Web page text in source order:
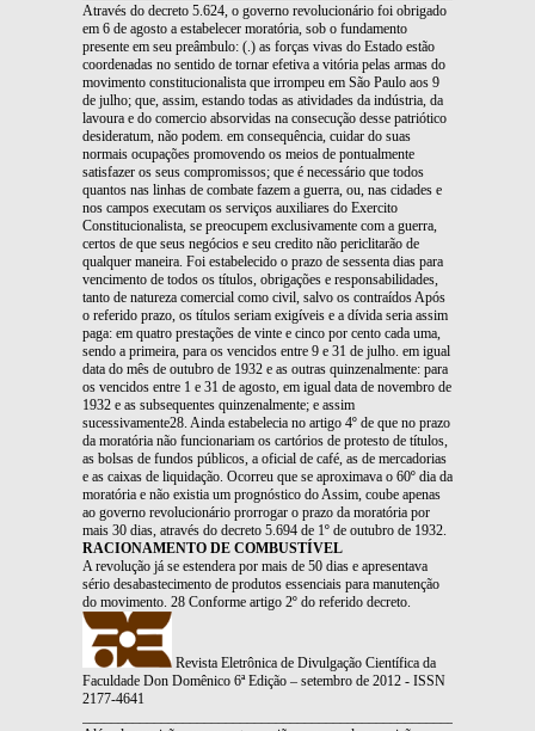
Através do decreto 5.624, o governo revolucionário foi obrigado
em 6 de agosto a estabelecer moratória, sob o fundamento
presente em seu preâmbulo: (.) as forças vivas do Estado estão
coordenadas no sentido de tornar efetiva a vitória pelas armas do
movimento constitucionalista que irrompeu em São Paulo aos 9
de julho; que, assim, estando todas as atividades da indústria, da
lavoura e do comercio absorvidas na consecução desse patriótico
desideratum, não podem. em consequência, cuidar do suas
normais ocupações promovendo os meios de pontualmente
satisfazer os seus compromissos; que é necessário que todos
quantos nas linhas de combate fazem a guerra, ou, nas cidades e
nos campos executam os serviços auxiliares do Exercito
Constitucionalista, se preocupem exclusivamente com a guerra,
certos de que seus negócios e seu credito não periclitarão de
qualquer maneira. Foi estabelecido o prazo de sessenta dias para
vencimento de todos os títulos, obrigações e responsabilidades,
tanto de natureza comercial como civil, salvo os contraídos Após
o referido prazo, os títulos seriam exigíveis e a dívida seria assim
paga: em quatro prestações de vinte e cinco por cento cada uma,
sendo a primeira, para os vencidos entre 9 e 31 de julho. em igual
data do mês de outubro de 1932 e as outras quinzenalmente: para
os vencidos entre 1 e 31 de agosto, em igual data de novembro de
1932 e as subsequentes quinzenalmente; e assim
sucessivamente28. Ainda estabelecia no artigo 4º de que no prazo
da moratória não funcionariam os cartórios de protesto de títulos,
as bolsas de fundos públicos, a oficial de café, as de mercadorias
e as caixas de liquidação. Ocorreu que se aproximava o 60º dia da
moratória e não existia um prognóstico do Assim, coube apenas
ao governo revolucionário prorrogar o prazo da moratória por
mais 30 dias, através do decreto 5.694 de 1º de outubro de 1932.
RACIONAMENTO DE COMBUSTÍVEL
A revolução já se estendera por mais de 50 dias e apresentava
sério desabastecimento de produtos essenciais para manutenção
do movimento. 28 Conforme artigo 2º do referido decreto.
Revista Eletrônica de Divulgação Científica da
Faculdade Don Domênico 6ª Edição – setembro de 2012 - ISSN
2177-4641